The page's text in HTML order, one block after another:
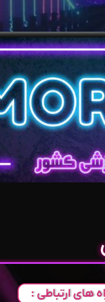
های ارتباطی :